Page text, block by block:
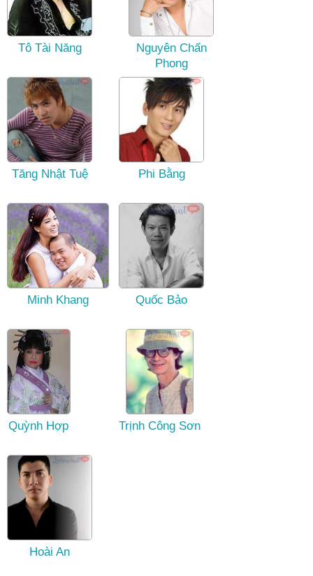
Tô Tài Năng
Nguyên Chấn
Phong
Tăng Nhật Tuệ Phi Bằng
Minh Khang Quốc Bảo
Quỳnh Hợp Trịnh Công Sơn
Hoài An